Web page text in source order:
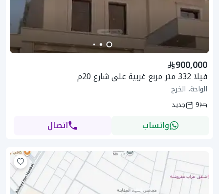
900,000
فيلا 332 متر مربع غربية على شارع 20م
الواحة، الخرج
9
جديد
واتساب اتصال